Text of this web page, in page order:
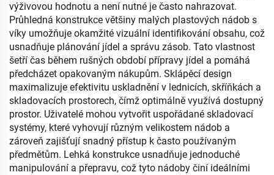
výživovou hodnotu a není nutné je často nahrazovat.
Průhledná konstrukce většiny malých plastových nádob s
víky umožňuje okamžité vizuální identifikování obsahu, což
usnadňuje plánování jídel a správu zásob. Tato vlastnost
šetří čas během rušných období přípravy jídel a pomáhá
předcházet opakovaným nákupům. Sklápěcí design
maximalizuje efektivitu uskladnění v lednicích, skříňkách a
skladovacích prostorech, čímž optimálně využívá dostupný
prostor. Uživatelé mohou vytvořit uspořádané skladovací
systémy, které vyhovují různým velikostem nádob a
zároveň zajišťují snadný přístup k často používaným
předmětům. Lehká konstrukce usnadňuje jednoduché
manipulování a přepravu, což tyto nádoby činí ideálními